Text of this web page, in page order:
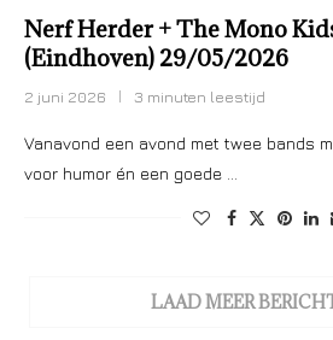
Nerf Herder + The Mono
(Eindhoven) 29/05/2026
2 juni 2026 3 minuten leestijd
Vanavond een avond met twee bands
voor humor én een goede …
LAAD MEER